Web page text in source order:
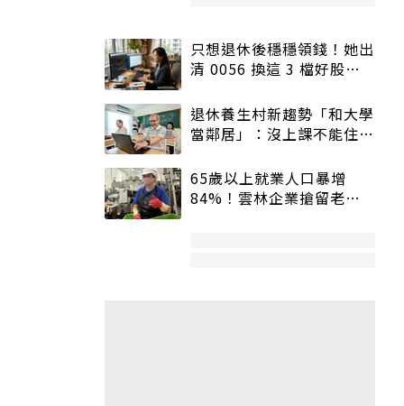
只想退休後穩穩領錢！她出
清 0056 換這 3 檔好股：
退休養生村新趨勢「和大學
當鄰居」：沒上課不能住、
65歲以上就業人口暴增
84%！雲林企業搶留老員